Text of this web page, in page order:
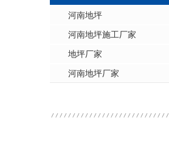
河南地坪
河南地坪施工厂家
地坪厂家
河南地坪厂家